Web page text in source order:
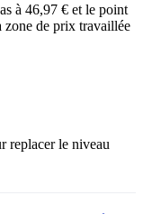
à 46,97 € et le point
zone de prix travaillée
replacer le niveau